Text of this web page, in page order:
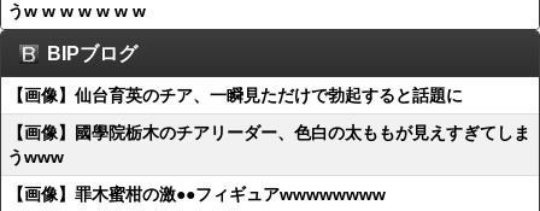
うw w w w w w w
BIPブログ
【画像】仙台育英のチア、一瞬見ただけで勃起すると話題に
【画像】國學院栃木のチアリーダー、色白の太ももが見えすぎてしま
うwww
【画像】罪木蜜柑の激●●フィギュアwwwwwwww